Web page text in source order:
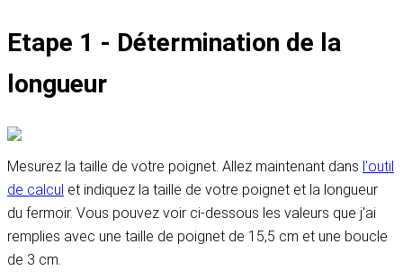
Etape 1 - Détermination de la
longueur
Mesurez la taille de votre poignet. Allez maintenant dans l'outil
de calcul et indiquez la taille de votre poignet et la longueur
du fermoir. Vous pouvez voir ci-dessous les valeurs que j'ai
remplies avec une taille de poignet de 15,5 cm et une boucle
de 3 cm.